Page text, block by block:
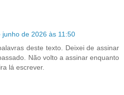
junho de 2026 às 11:50
deste texto. Deixei de assinar
Não volto a assinar enquanto
lá escrever.